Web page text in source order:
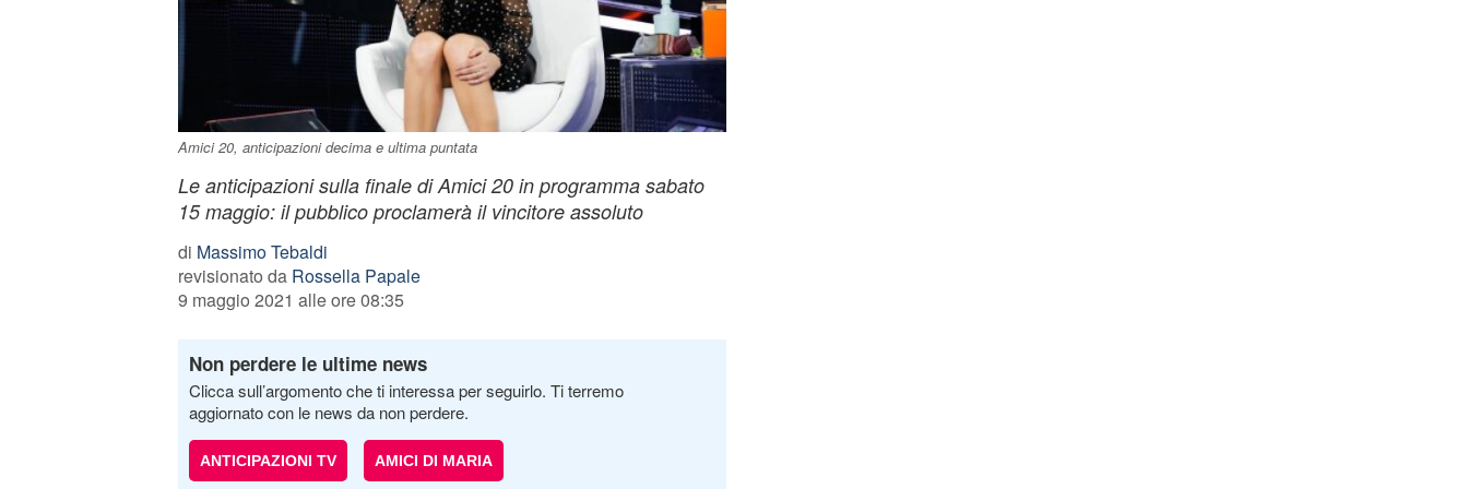
Amici 20, anticipazioni decima e ultima puntata
Le anticipazioni sulla finale di Amici 20 in programma sabato
15 maggio: il pubblico proclamerà il vincitore assoluto
di Massimo Tebaldi
revisionato da Rossella Papale
9 maggio 2021 alle ore 08:35
Non perdere le ultime news
Clicca sull’argomento che ti interessa per seguirlo. Ti terremo
aggiornato con le news da non perdere.
ANTICIPAZIONI TV AMICI DI MARIA